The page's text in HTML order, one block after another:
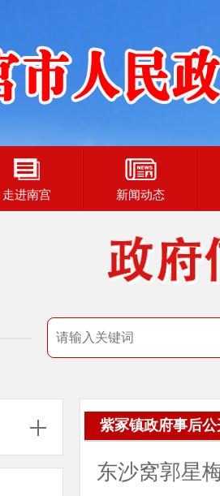
走进南宫 新闻动态
紫冢镇政府事后公
东沙窝郭星